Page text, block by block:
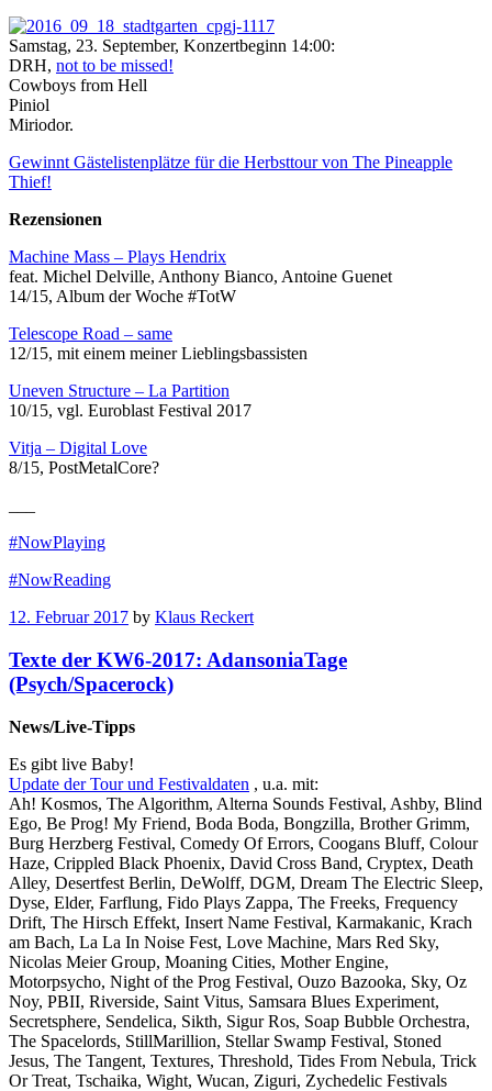
Samstag, 23. September, Konzertbeginn 14:00:
DRH, not to be missed!
Cowboys from Hell
Piniol
Miriodor.
Gewinnt Gästelistenplätze für die Herbsttour von The Pineapple
Thief!
Rezensionen
Machine Mass – Plays Hendrix
feat. Michel Delville, Anthony Bianco, Antoine Guenet
14/15, Album der Woche #TotW
Telescope Road – same
12/15, mit einem meiner Lieblingsbassisten
Uneven Structure – La Partition
10/15, vgl. Euroblast Festival 2017
Vitja – Digital Love
8/15, PostMetalCore?
#NowPlaying
#NowReading
12. Februar 2017 by Klaus Reckert
Texte der KW6-2017: AdansoniaTage
(Psych/Spacerock)
News/Live-Tipps
Es gibt live Baby!
Update der Tour und Festivaldaten , u.a. mit:
Ah! Kosmos, The Algorithm, Alterna Sounds Festival, Ashby, Blind
Ego, Be Prog! My Friend, Boda Boda, Bongzilla, Brother Grimm,
Burg Herzberg Festival, Comedy Of Errors, Coogans Bluff, Colour
Haze, Crippled Black Phoenix, David Cross Band, Cryptex, Death
Alley, Desertfest Berlin, DeWolff, DGM, Dream The Electric Sleep,
Dyse, Elder, Farflung, Fido Plays Zappa, The Freeks, Frequency
Drift, The Hirsch Effekt, Insert Name Festival, Karmakanic, Krach
am Bach, La La In Noise Fest, Love Machine, Mars Red Sky,
Nicolas Meier Group, Moaning Cities, Mother Engine,
Motorpsycho, Night of the Prog Festival, Ouzo Bazooka, Sky, Oz
Noy, PBII, Riverside, Saint Vitus, Samsara Blues Experiment,
Secretsphere, Sendelica, Sikth, Sigur Ros, Soap Bubble Orchestra,
The Spacelords, StillMarillion, Stellar Swamp Festival, Stoned
Jesus, The Tangent, Textures, Threshold, Tides From Nebula, Trick
Or Treat, Tschaika, Wight, Wucan, Ziguri, Zychedelic Festivals